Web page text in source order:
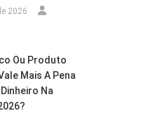
2026
Ou Produto
Mais A Pena
Na